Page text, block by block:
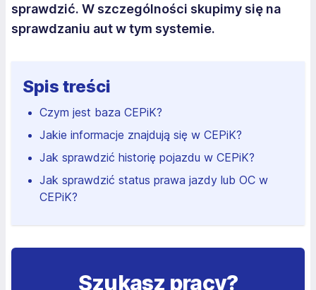
sprawdzić. W szczególności skupimy się na
sprawdzaniu aut w tym systemie.
Spis treści
Czym jest baza CEPiK?
Jakie informacje znajdują się w CEPiK?
Jak sprawdzić historię pojazdu w CEPiK?
Jak sprawdzić status prawa jazdy lub OC w
CEPiK?
Szukasz pracy?